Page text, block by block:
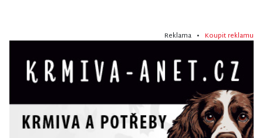
Reklama • Koupit reklamu